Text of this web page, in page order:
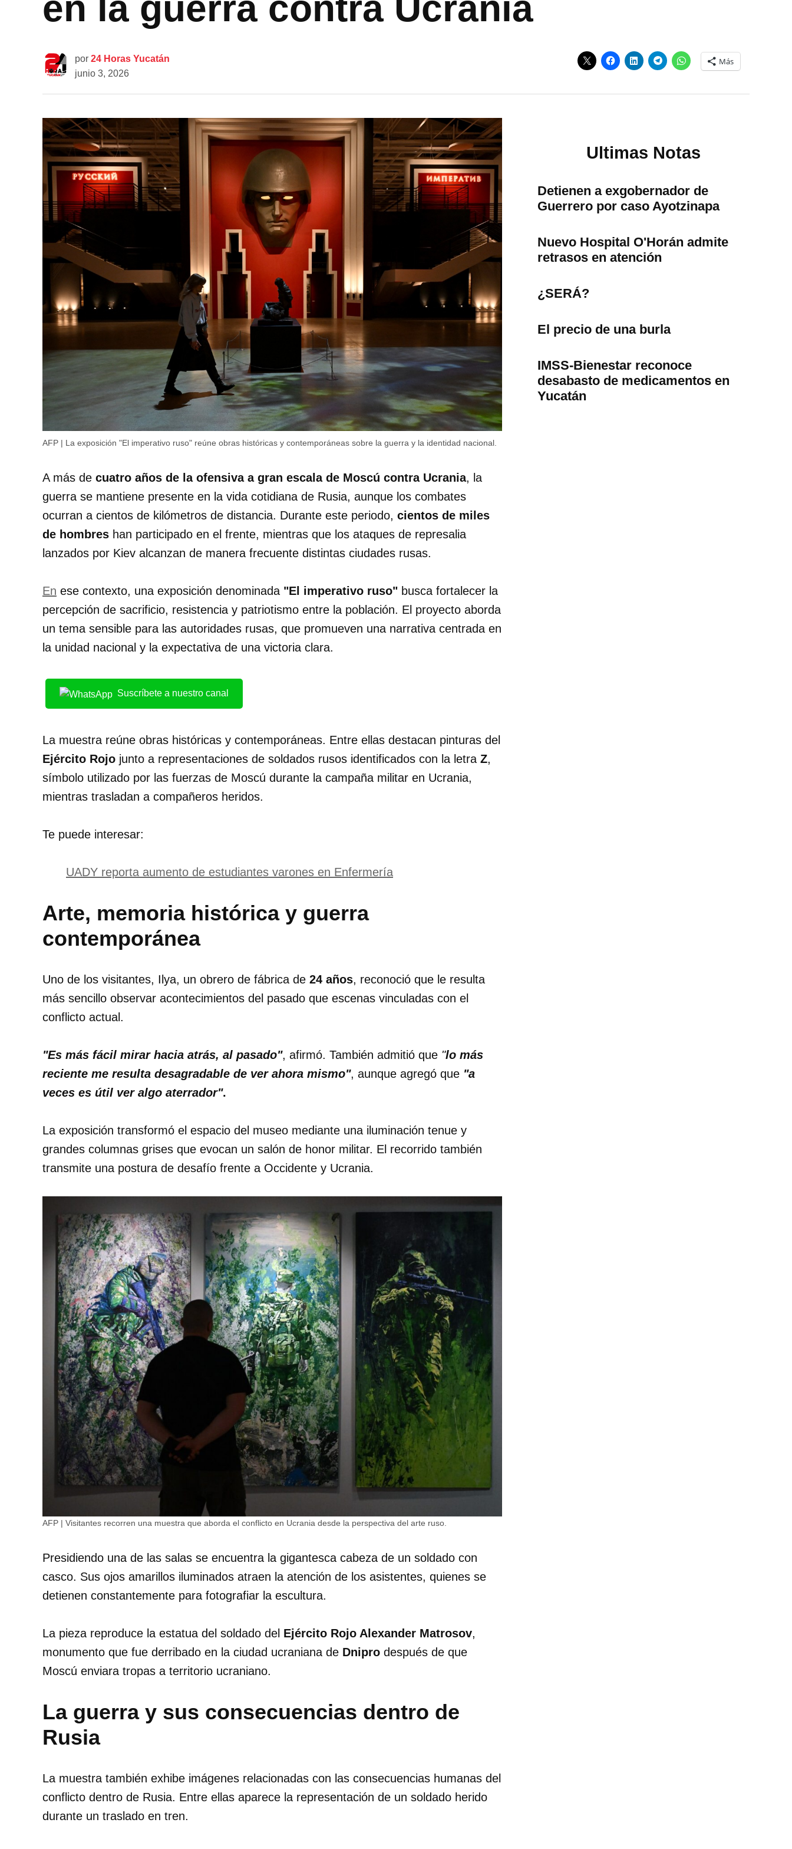
por 24 Horas Yucatán
junio 3, 2026
Más
AFP | La exposición "El imperativo ruso" reúne obras históricas y contemporáneas sobre la guerra y la identidad nacional.
A más de cuatro años de la ofensiva a gran escala de Moscú contra Ucrania, la
guerra se mantiene presente en la vida cotidiana de Rusia, aunque los combates
ocurran a cientos de kilómetros de distancia. Durante este periodo, cientos de miles
de hombres han participado en el frente, mientras que los ataques de represalia
lanzados por Kiev alcanzan de manera frecuente distintas ciudades rusas.
En ese contexto, una exposición denominada "El imperativo ruso" busca fortalecer la
percepción de sacrificio, resistencia y patriotismo entre la población. El proyecto aborda
un tema sensible para las autoridades rusas, que promueven una narrativa centrada en
la unidad nacional y la expectativa de una victoria clara.
Suscríbete a nuestro canal
La muestra reúne obras históricas y contemporáneas. Entre ellas destacan pinturas del
Ejército Rojo junto a representaciones de soldados rusos identificados con la letra Z,
símbolo utilizado por las fuerzas de Moscú durante la campaña militar en Ucrania,
mientras trasladan a compañeros heridos.
Te puede interesar:
UADY reporta aumento de estudiantes varones en Enfermería
Arte, memoria histórica y guerra
contemporánea
Uno de los visitantes, Ilya, un obrero de fábrica de 24 años, reconoció que le resulta
más sencillo observar acontecimientos del pasado que escenas vinculadas con el
conflicto actual.
"Es más fácil mirar hacia atrás, al pasado", afirmó. También admitió que "lo más
reciente me resulta desagradable de ver ahora mismo", aunque agregó que "a
veces es útil ver algo aterrador".
La exposición transformó el espacio del museo mediante una iluminación tenue y
grandes columnas grises que evocan un salón de honor militar. El recorrido también
transmite una postura de desafío frente a Occidente y Ucrania.
AFP | Visitantes recorren una muestra que aborda el conflicto en Ucrania desde la perspectiva del arte ruso.
Presidiendo una de las salas se encuentra la gigantesca cabeza de un soldado con
casco. Sus ojos amarillos iluminados atraen la atención de los asistentes, quienes se
detienen constantemente para fotografiar la escultura.
La pieza reproduce la estatua del soldado del Ejército Rojo Alexander Matrosov,
monumento que fue derribado en la ciudad ucraniana de Dnipro después de que
Moscú enviara tropas a territorio ucraniano.
La guerra y sus consecuencias dentro de
Rusia
La muestra también exhibe imágenes relacionadas con las consecuencias humanas del
conflicto dentro de Rusia. Entre ellas aparece la representación de un soldado herido
durante un traslado en tren.
Ultimas Notas
Detienen a exgobernador de
Guerrero por caso Ayotzinapa
Nuevo Hospital O'Horán admite
retrasos en atención
¿SERÁ?
El precio de una burla
IMSS-Bienestar reconoce
desabasto de medicamentos en
Yucatán